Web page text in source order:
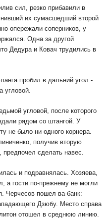
сил, резко прибавили в
их сумасшедший второй
опережали соперников, у
Одна за другой
Дедура и Ковач трудились в
пробил в дальний угол -
угловой.
угловой, после которого
рядом со штангой. У
не было ни одного корнера.
получив вторую
сделать навес.
и подравнялась. Хозяева,
а гости по-прежнему не могли
Черчесов пошел ва-банк:
Дзюбу. Место справа
отошел в среднюю линию.